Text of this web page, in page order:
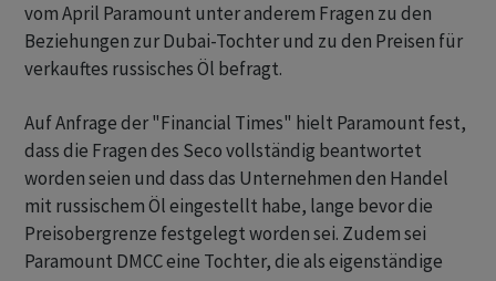
vom April Paramount unter anderem Fragen zu den
Beziehungen zur Dubai-Tochter und zu den Preisen für
verkauftes russisches Öl befragt.
Auf Anfrage der "Financial Times" hielt Paramount fest,
dass die Fragen des Seco vollständig beantwortet
worden seien und dass das Unternehmen den Handel
mit russischem Öl eingestellt habe, lange bevor die
Preisobergrenze festgelegt worden sei. Zudem sei
Paramount DMCC eine Tochter, die als eigenständige